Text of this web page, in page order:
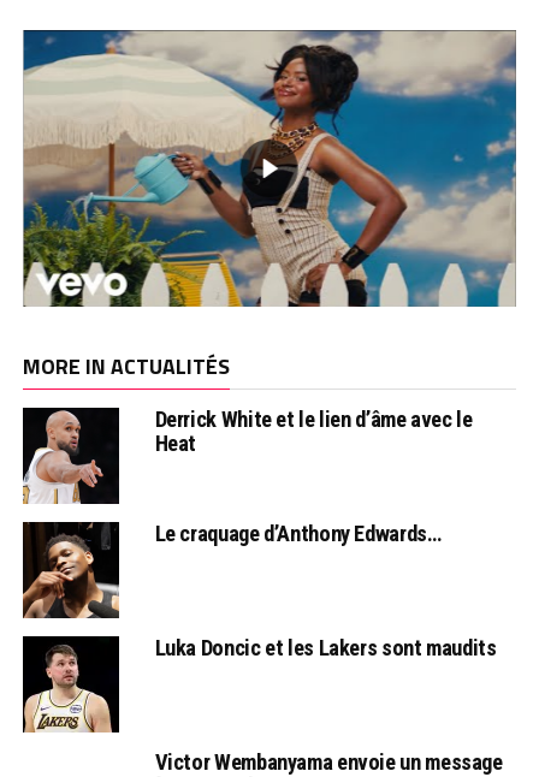
MORE IN ACTUALITÉS
Derrick White et le lien d’âme avec le
Heat
Le craquage d’Anthony Edwards…
Luka Doncic et les Lakers sont maudits
Victor Wembanyama envoie un message